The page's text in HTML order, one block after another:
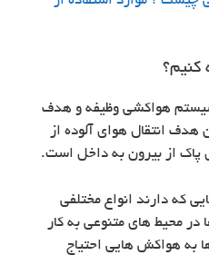
کنیم؟
هواکشی وظیفه و هدف
انتقال هوای آلوده از
پاک از بیرون به داخل است.
که دارند انواع مختلفی
محیط های متنوعی به کار
به هواکش هایی احتیاج